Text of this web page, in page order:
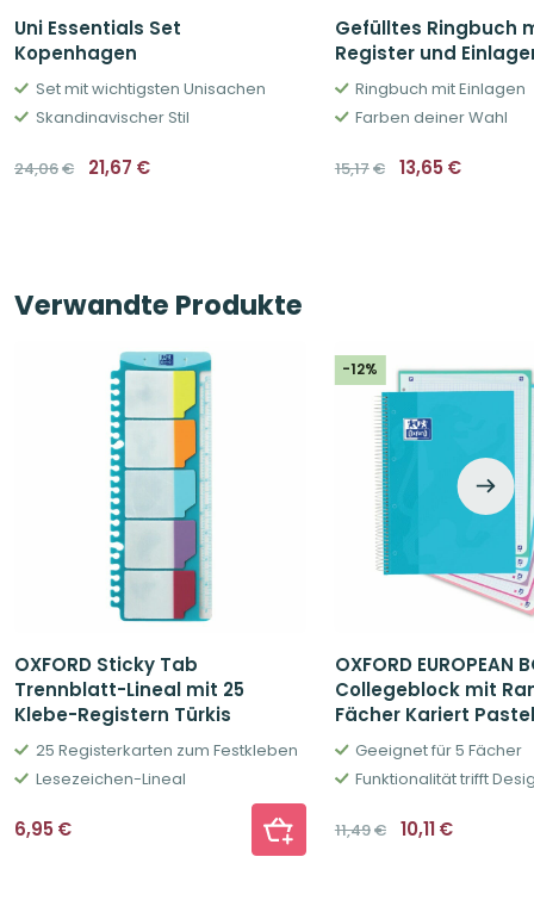
Uni Essentials Set
Kopenhagen
Set mit wichtigsten Unisachen
Skandinavischer Stil
24,06€ Ursprünglicher
Preis
21,67 €
Gefülltes Ringbuch
Register und
Ringbuch mit Einlagen
Farben deiner Wahl
15,17€ Preis
13,65 €
Verwandte Produkte
OXFORD Sticky Tab
Trennblatt-Lineal mit 25
Klebe-Registern Türkis
25 Registerkarten zum Festkleben
Lesezeichen-Lineal
6,95 €
-12%
OXFORD EUROPEAN
Collegeblock mit
Fächer Kariert
Geeignet für 5 Fächer
Funktionalität trifft
11,49€ Preis
10,11€